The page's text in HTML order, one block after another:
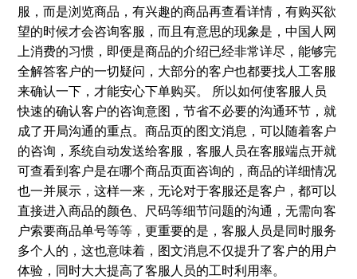
服，而是浏览商品，有兴趣的商品再查看详情，有购买欲
望的时候才会咨询客服，而且有意思的现象是，中国人网
上消费的习惯，即便是商品的介绍已经非常详尽，能够完
全解答客户的一切疑问，大部分的客户也都要找人工客服
来确认一下，才能安心下单购买。 所以如何使客服人员
快速的确认客户的咨询意图，节省不必要的沟通环节，就
成了开局沟通的重点。商品页的图文消息，可以随着客户
的咨询，系统自动发送给客服，客服人员在客服端点开就
可查看到客户是在哪个商品页面咨询的，商品的详细情况
也一并展示，这样一来，无论对于客服还是客户，都可以
直接进入商品的颜色、尺码等细节问题的沟通，无需向客
户索要商品单号等等，更重要的是，客服人员是同时服务
多个人的，这也意味着，图文消息不仅提升了客户的用户
体验，同时大大提高了客服人员的工时利用率。